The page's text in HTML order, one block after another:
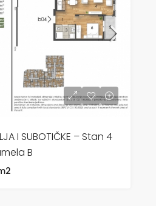
I SUBOTIČKE – Stan 4
B